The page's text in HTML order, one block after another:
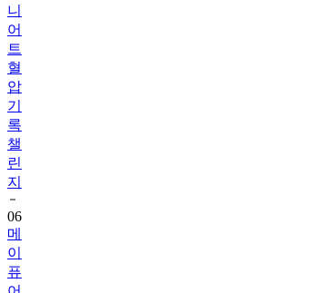
니
어
트
혈
압
기
록
챌
린
지
06
메
이
퓨